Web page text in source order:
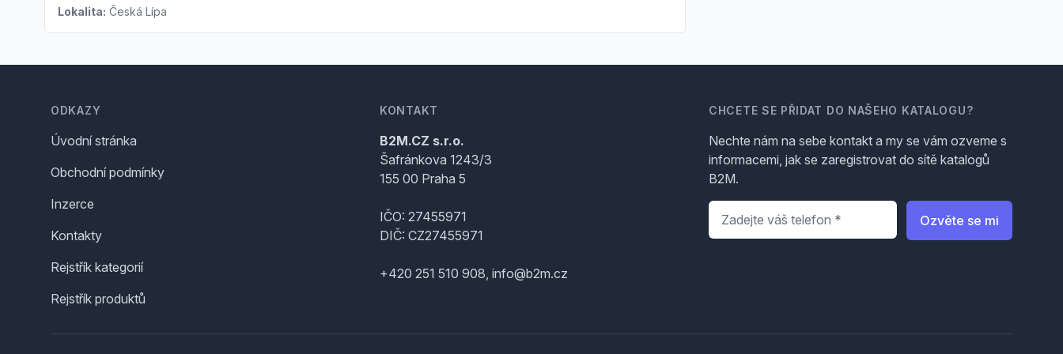
Lokalita: Česká Lípa
ODKAZY
Úvodní stránka
Obchodní podmínky
Inzerce
Kontakty
Rejstřík kategorií
Rejstřík produktů
KONTAKT
B2M.CZ s.r.o.
Šafránkova 1243/3
155 00 Praha 5
IČO: 27455971
DIČ: CZ27455971
+420 251 510 908, info@b2m.cz
CHCETE SE PŘIDAT DO NAŠEHO KATALOGU?
Nechte nám na sebe kontakt a my se vám ozveme s
informacemi, jak se zaregistrovat do sítě katalogů
B2M.
Telefon
Ozvěte se mi